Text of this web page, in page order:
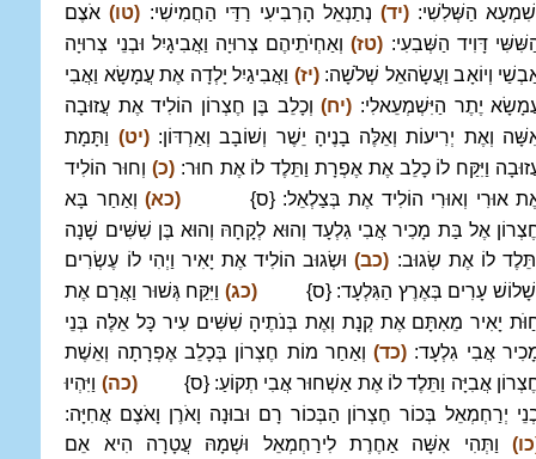
הַשְּׁלִשִׁי:(יד) נְתַנְאֵל הָרְבִיעִי רַדַּי הַחֲמִישִׁי: (טו) אֹצֶם
דָּוִיד הַשְּׁבִעִי: (טז) וְאַחְיֹתֵיהֶם צְרוּיָה וַאֲבִיגָיִל וּבְנֵי צְרוּיָה
וְיוֹאָב וַעֲשָׂהאֵל שְׁלֹשָׁה:(יז) וַאֲבִיגַיִל יָלְדָה אֶת עֲמָשָׂא וַאֲבִי
יֶתֶר הַיִּשְׁמְעֵאלִי: (יח) וְכָלֵב בֶּן חֶצְרוֹן הוֹלִיד אֶת עֲזוּבָה
וְאֶת יְרִיעוֹת וְאֵלֶּה בָנֶיהָ יֵשֶׁר וְשׁוֹבָב וְאַרְדּוֹן:(יט) וַתָּמָת
וַיִּקַּח לוֹ כָלֵב אֶת אֶפְרָת וַתֵּלֶד לוֹ אֶת חוּר: (כ) וְחוּר הוֹלִיד
אוּרִי וְאוּרִי הוֹלִיד אֶת בְּצַלְאֵל: {ס} (כא) וְאַחַר בָּא
אֶל בַּת מָכִיר אֲבִי גִלְעָד וְהוּא לְקָחָהּ וְהוּא בֶּן שִׁשִּׁים שָׁנָה
לוֹ אֶת שְׂגוּב: (כב) וּשְׂגוּב הוֹלִיד אֶת יָאִיר וַיְהִי לוֹ עֶשְׂרִים
עָרִים בְּאֶרֶץ הַגִּלְעָד: {ס}(כג) וַיִּקַּח גְּשׁוּר וַאֲרָם אֶת
יָאִיר מֵאִתָּם אֶת קְנָת וְאֶת בְּנֹתֶיהָ שִׁשִּׁים עִיר כָּל אֵלֶּה בְּנֵי
אֲבִי גִלְעָד: (כד) וְאַחַר מוֹת חֶצְרוֹן בְּכָלֵב אֶפְרָתָה וְאֵשֶׁת
אֲבִיָּה וַתֵּלֶד לוֹ אֶת אַשְׁחוּר אֲבִי תְקוֹעַ: {ס}(כה) וַיִּהְיוּ
יְרַחְמְאֵל בְּכוֹר חֶצְרוֹן הַבְּכוֹר רָם וּבוּנָה וָאֹרֶן וָאֹצֶם אֲחִיָּה:
וַתְּהִי אִשָּׁה אַחֶרֶת לִירַחְמְאֵל וּשְׁמָהּ עֲטָרָה הִיא אֵם